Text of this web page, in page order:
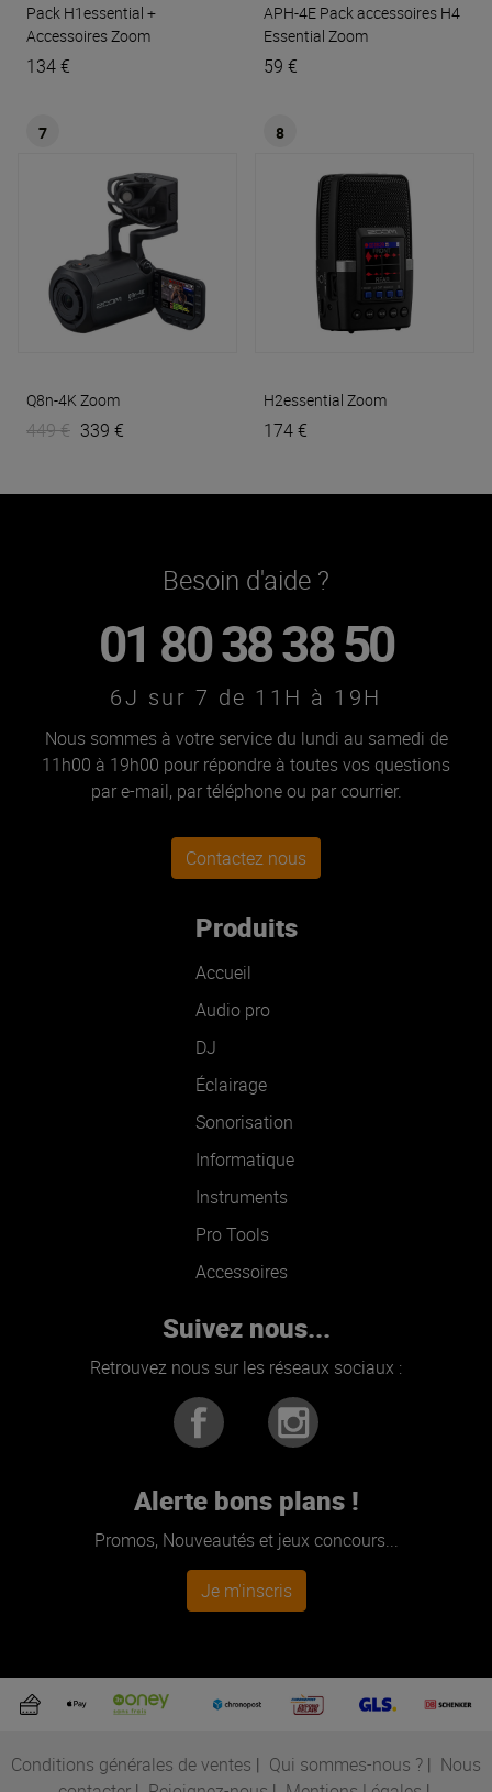
Pack H1essential +
AccessoiresZoom
134 €
APH-4E Pack accessoires H4
Essential Zoom
59 €
7
Q8n-4KZoom
449 € 339 €
8
H2essential Zoom
174 €
Besoin d'aide ?
01 80 38 38 50
6J sur 7 de 11H à 19H
Nous sommes à votre service du lundi au samedi de
11h00 à 19h00 pour répondre à toutes vos questions
par e-mail, par téléphone ou par courrier.
Contactez nous
Produits
Accueil
Audio pro
DJ
Éclairage
Sonorisation
Informatique
Instruments
Pro Tools
Accessoires
Suivez nous...
Retrouvez nous sur les réseaux sociaux :
Alerte bons plans !
Promos, Nouveautés et jeux concours...
Je m'inscris
Conditions générales de ventes | Qui sommes-nous ? | Nous